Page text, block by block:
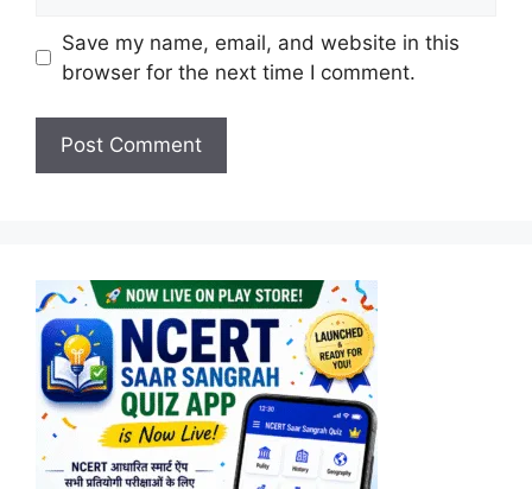
Save my name, email, and website in this
browser for the next time I comment.